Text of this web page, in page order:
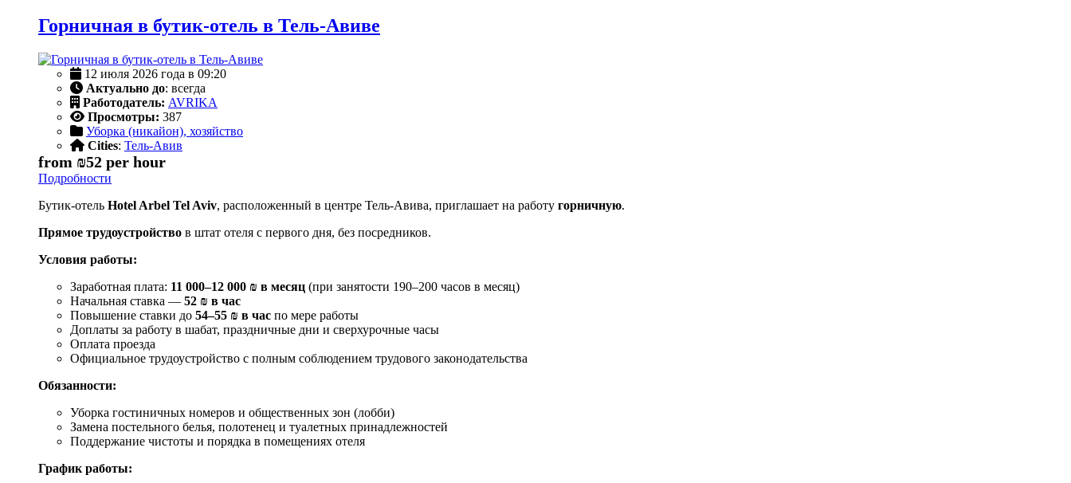
Горничная в бутик-отель в Тель-Авиве
12 июля 2026 года в 09:20
Актуально до: всегда
Работодатель: AVRIKA
Просмотры: 387
Уборка (никайон), хозяйство
Cities: Тель-Авив
from ₪52 per hour
Подробности
Бутик-отель Hotel Arbel Tel Aviv, расположенный в центре Тель-Авива, приглашает на работу горничную.
Прямое трудоустройство в штат отеля с первого дня, без посредников.
Условия работы:
Заработная плата: 11 000–12 000 ₪ в месяц (при занятости 190–200 часов в месяц)
Начальная ставка — 52 ₪ в час
Повышение ставки до 54–55 ₪ в час по мере работы
Доплаты за работу в шабат, праздничные дни и сверхурочные часы
Оплата проезда
Официальное трудоустройство с полным соблюдением трудового законодательства
Обязанности:
Уборка гостиничных номеров и общественных зон (лобби)
Замена постельного белья, полотенец и туалетных принадлежностей
Поддержание чистоты и порядка в помещениях отеля
График работы: